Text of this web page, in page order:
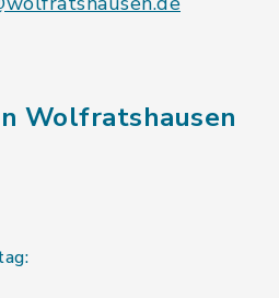
Wolfratshausen